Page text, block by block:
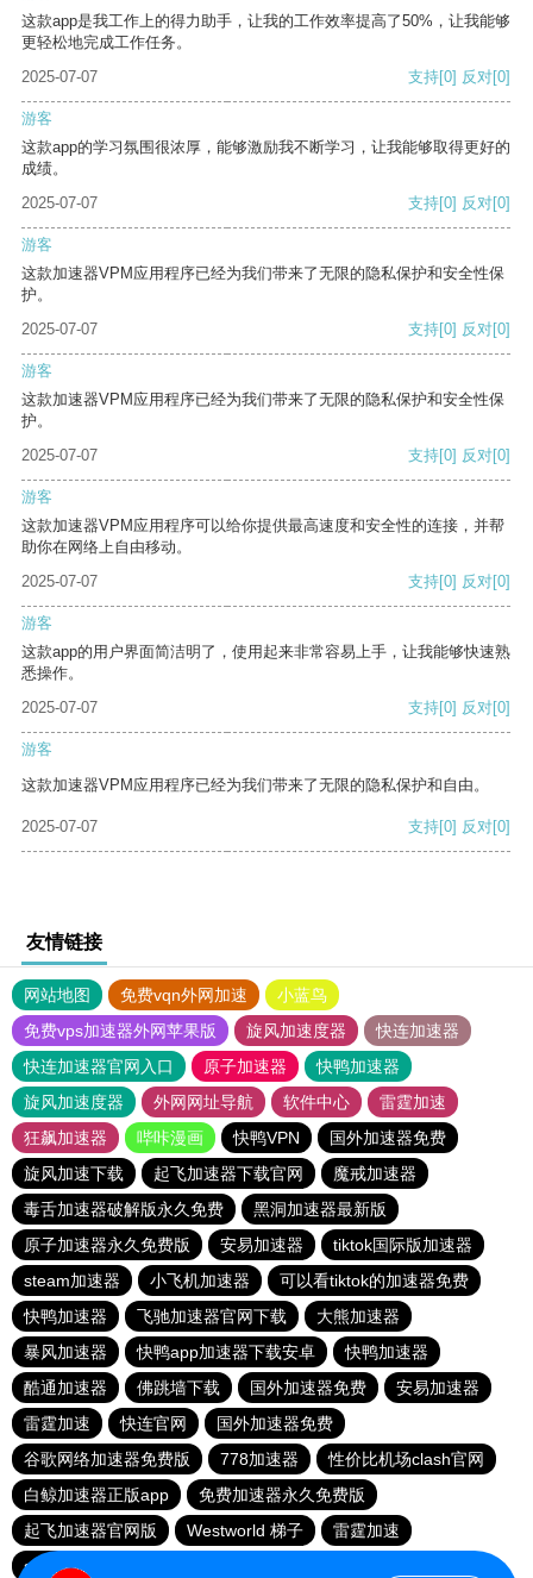
这款app是我工作上的得力助手，让我的工作效率提高了50%，让我能够
更轻松地完成工作任务。
2025-07-07
支持[0] 反对[0]
游客
这款app的学习氛围很浓厚，能够激励我不断学习，让我能够取得更好的
成绩。
2025-07-07
支持[0] 反对[0]
游客
这款加速器VPM应用程序已经为我们带来了无限的隐私保护和安全性保
护。
2025-07-07
支持[0] 反对[0]
游客
这款加速器VPM应用程序已经为我们带来了无限的隐私保护和安全性保
护。
2025-07-07
支持[0] 反对[0]
游客
这款加速器VPM应用程序可以给你提供最高速度和安全性的连接，并帮
助你在网络上自由移动。
2025-07-07
支持[0] 反对[0]
游客
这款app的用户界面简洁明了，使用起来非常容易上手，让我能够快速熟
悉操作。
2025-07-07
支持[0] 反对[0]
游客
这款加速器VPM应用程序已经为我们带来了无限的隐私保护和自由。
2025-07-07 支持[0] 反对[0]
友情链接
网站地图 免费vqn外网加速
小蓝鸟
免费vps加速器外网苹果版
旋风加速度器
快连加速器
快连加速器官网入口
原子加速器
快鸭加速器
旋风加速度器
外网网址导航 软件中心
雷霆加速
狂飙加速器
哔咔漫画 快鸭VPN
国外加速器免费
旋风加速下载
起飞加速器下载官网
魔戒加速器
毒舌加速器破解版永久免费
黑洞加速器最新版
原子加速器永久免费版
安易加速器
tiktok国际版加速器
steam加速器
小飞机加速器
可以看tiktok的加速器免费
快鸭加速器
飞驰加速器官网下载
大熊加速器
暴风加速器
快鸭app加速器下载安卓
快鸭加速器
酷通加速器
佛跳墙下载 国外加速器免费
安易加速器
雷霆加速
快连官网
国外加速器免费
谷歌网络加速器免费版
778加速器
性价比机场clash官网
白鲸加速器正版app
免费加速器永久免费版
起飞加速器官网版
Westworld 梯子
雷霆加速
shadowrock加速器 官方版